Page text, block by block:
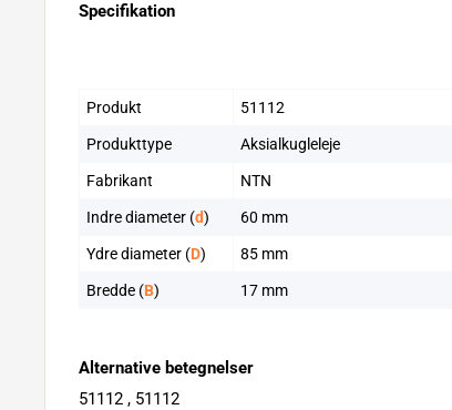
Specifikation
Produkt 51112
Produkttype Aksialkugleleje
Fabrikant NTN
Indre diameter (d) 60 mm
Ydre diameter (D) 85 mm
Bredde (B) 17 mm
Alternative betegnelser
51112 , 51112